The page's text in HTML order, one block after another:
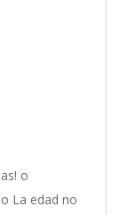
o
La edad no